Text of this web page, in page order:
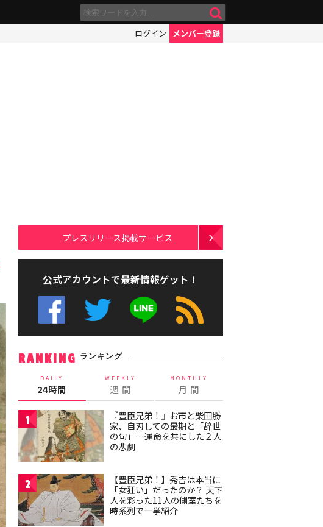
ログイン メンバー登録
プレスリリース掲載サービス
公式アカウントで最新情報ゲット！
RANKING ランキング
DAILY
24時間
WEEKLY
週 間
MONTHLY
月 間
1
『豊臣兄弟！』お市と柴田勝
家、自刃しての最期と「辞世
の句」…運命を共にした２人
の悲劇
2
【豊臣兄弟！】秀吉は本当に
「女狂い」だったのか？ 天下
人を彩った11人の側室たちを
時系列で一挙紹介